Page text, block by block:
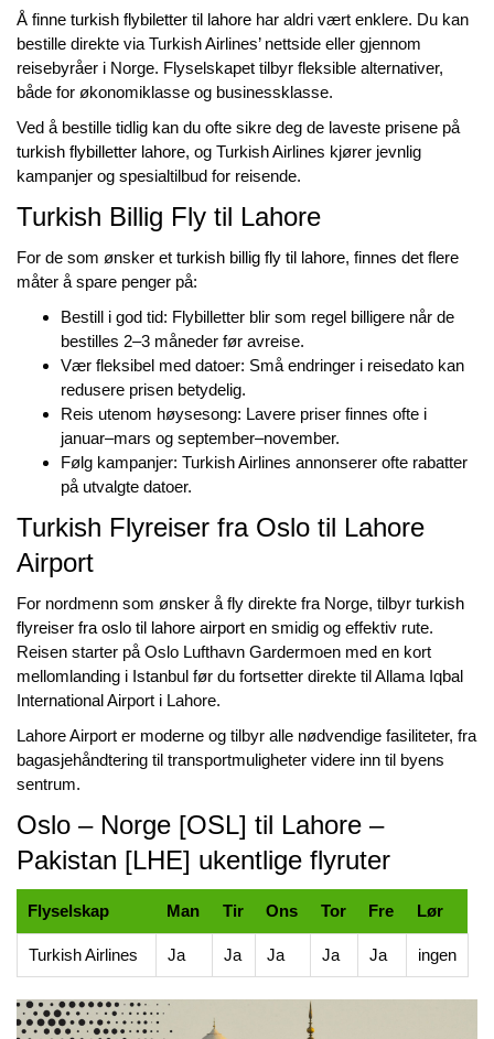
Å finne turkish flybiletter til lahore har aldri vært enklere. Du kan
bestille direkte via Turkish Airlines’ nettside eller gjennom
reisebyråer i Norge. Flyselskapet tilbyr fleksible alternativer,
både for økonomiklasse og businessklasse.
Ved å bestille tidlig kan du ofte sikre deg de laveste prisene på
turkish flybilletter lahore, og Turkish Airlines kjører jevnlig
kampanjer og spesialtilbud for reisende.
Turkish Billig Fly til Lahore
For de som ønsker et turkish billig fly til lahore, finnes det flere
måter å spare penger på:
Bestill i god tid: Flybilletter blir som regel billigere når de
bestilles 2–3 måneder før avreise.
Vær fleksibel med datoer: Små endringer i reisedato kan
redusere prisen betydelig.
Reis utenom høysesong: Lavere priser finnes ofte i
januar–mars og september–november.
Følg kampanjer: Turkish Airlines annonserer ofte rabatter
på utvalgte datoer.
Turkish Flyreiser fra Oslo til Lahore
Airport
For nordmenn som ønsker å fly direkte fra Norge, tilbyr turkish
flyreiser fra oslo til lahore airport en smidig og effektiv rute.
Reisen starter på Oslo Lufthavn Gardermoen med en kort
mellomlanding i Istanbul før du fortsetter direkte til Allama Iqbal
International Airport i Lahore.
Lahore Airport er moderne og tilbyr alle nødvendige fasiliteter, fra
bagasjehåndtering til transportmuligheter videre inn til byens
sentrum.
Oslo – Norge [OSL] til Lahore –
Pakistan [LHE] ukentlige flyruter
Flyselskap Man Tir Ons Tor Fre Lør
Turkish Airlines Ja Ja Ja Ja Ja ingen